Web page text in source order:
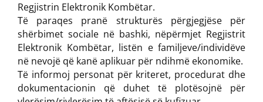
Regjistrin Elektronik Kombëtar.
Të paraqes pranë strukturës përgjegjëse për
shërbimet sociale në bashki, nëpërmjet Regjistrit
Elektronik Kombëtar, listën e familjeve/individëve
në nevojë që kanë aplikuar për ndihmë ekonomike.
Të informoj personat për kriteret, procedurat dhe
dokumentacionin që duhet të plotësojnë për